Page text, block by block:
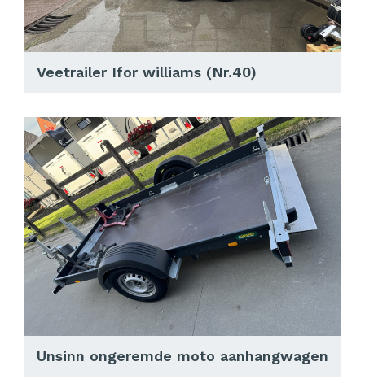
Veetrailer Ifor williams (Nr.40)
Unsinn ongeremde moto aanhangwagen